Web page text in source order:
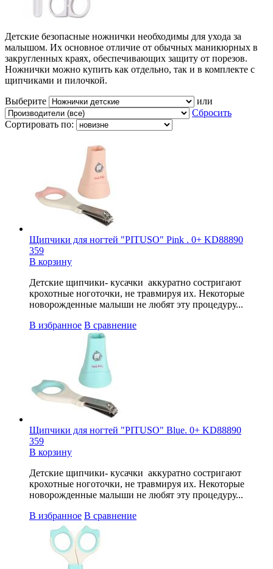
Детские безопасные ножнички необходимы для ухода за
малышом. Их основное отличие от обычных маникюрных в
закругленных краях, обеспечивающих защиту от порезов.
Ножнички можно купить как отдельно, так и в комплекте с
щипчиками и пилочкой.
Выберите
или
Сбросить
Сортировать по:
Щипчики для ногтей "PITUSO" Pink . 0+ KD88890
359
В корзину
Детские щипчики- кусачки аккуратно состригают
крохотные ноготочки, не травмируя их. Некоторые
новорожденные малыши не любят эту процедуру...
В избранное В сравнение
Щипчики для ногтей "PITUSO" Blue. 0+ KD88890
359
В корзину
Детские щипчики- кусачки аккуратно состригают
крохотные ноготочки, не травмируя их. Некоторые
новорожденные малыши не любят эту процедуру...
В избранное В сравнение